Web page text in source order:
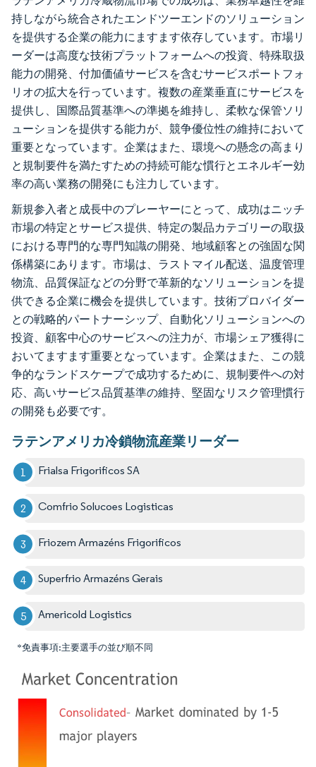
持しながら統合されたエンドツーエンドのソリューション
を提供する企業の能力にますます依存しています。市場リ
ーダーは高度な技術プラットフォームへの投資、特殊取扱
能力の開発、付加価値サービスを含むサービスポートフォ
リオの拡大を行っています。複数の産業垂直にサービスを
提供し、国際品質基準への準拠を維持し、柔軟な保管ソリ
ューションを提供する能力が、競争優位性の維持において
重要となっています。企業はまた、環境への懸念の高まり
と規制要件を満たすための持続可能な慣行とエネルギー効
率の高い業務の開発にも注力しています。
新規参入者と成長中のプレーヤーにとって、成功はニッチ
市場の特定とサービス提供、特定の製品カテゴリーの取扱
における専門的な専門知識の開発、地域顧客との強固な関
係構築にあります。市場は、ラストマイル配送、温度管理
物流、品質保証などの分野で革新的なソリューションを提
供できる企業に機会を提供しています。技術プロバイダー
との戦略的パートナーシップ、自動化ソリューションへの
投資、顧客中心のサービスへの注力が、市場シェア獲得に
おいてますます重要となっています。企業はまた、この競
争的なランドスケープで成功するために、規制要件への対
応、高いサービス品質基準の維持、堅固なリスク管理慣行
の開発も必要です。
ラテンアメリカ冷鎖物流産業リーダー
Frialsa Frigorificos SA
Comfrio Solucoes Logisticas
Friozem Armazéns Frigorificos
Superfrio Armazéns Gerais
Americold Logistics
*免責事項:主要選手の並び順不同